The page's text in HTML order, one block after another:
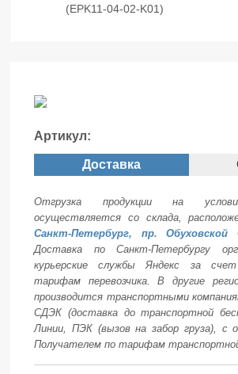
(EPK11-04-02-K01)
Артикул:
Доставка
Отгрузка продукции на
осуществляется со склада,
Санкт-Петербург, пр. Обуховской
Доставка по Санкт-Петербургу
курьерские службы Яндекс за
тарифам перевозчика. В другие
производится транспортными
СДЭК (доставка до транспортной
Линии, ПЭК (вызов на забор груза), с
Получателем по тарифам